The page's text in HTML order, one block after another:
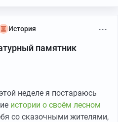
История
памятник
неделе я постараюсь
истории о своём лесном
со сказочными жителями,